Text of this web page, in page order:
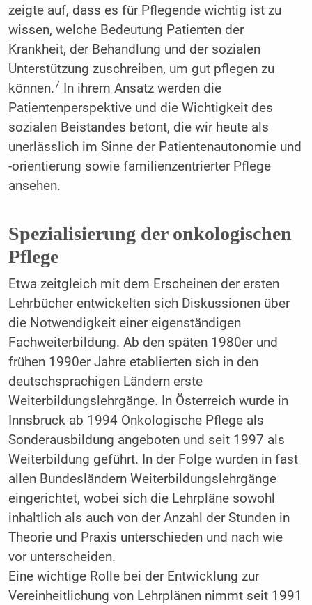
zeigte auf, dass es für Pflegende wichtig ist zu
wissen, welche Bedeutung Patienten der
Krankheit, der Behandlung und der sozialen
Unterstützung zuschreiben, um gut pflegen zu
können.7
In ihrem Ansatz werden die
Patientenperspektive und die Wichtigkeit des
sozialen Beistandes betont, die wir heute als
unerlässlich im Sinne der Patientenautonomie und
-orientierung sowie familienzentrierter Pflege
ansehen.
Spezialisierung der onkologischen
Pflege
Etwa zeitgleich mit dem Erscheinen der ersten
Lehrbücher entwickelten sich Diskussionen über
die Notwendigkeit einer eigenständigen
Fachweiterbildung. Ab den späten 1980er und
frühen 1990er Jahre etablierten sich in den
deutschsprachigen Ländern erste
Weiterbildungslehrgänge. In Österreich wurde in
Innsbruck ab 1994 Onkologische Pflege als
Sonderausbildung angeboten und seit 1997 als
Weiterbildung geführt. In der Folge wurden in fast
allen Bundesländern Weiterbildungslehrgänge
eingerichtet, wobei sich die Lehrpläne sowohl
inhaltlich als auch von der Anzahl der Stunden in
Theorie und Praxis unterschieden und nach wie
vor unterscheiden.
Eine wichtige Rolle bei der Entwicklung zur
Vereinheitlichung von Lehrplänen nimmt seit 1991